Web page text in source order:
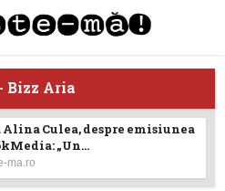
Bizz Aria
Alina Culea, despre emisiunea
„Un...
ma.ro